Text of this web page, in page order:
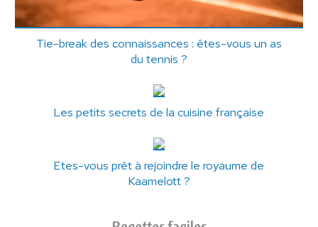
Tie-break des connaissances : êtes-vous un as
du tennis ?
Les petits secrets de la cuisine française
Etes-vous prêt à rejoindre le royaume de
Kaamelott ?